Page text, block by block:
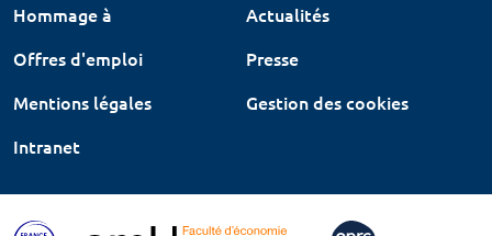
Hommage à
Actualités
Offres d'emploi
Presse
Mentions légales
Gestion des cookies
Intranet